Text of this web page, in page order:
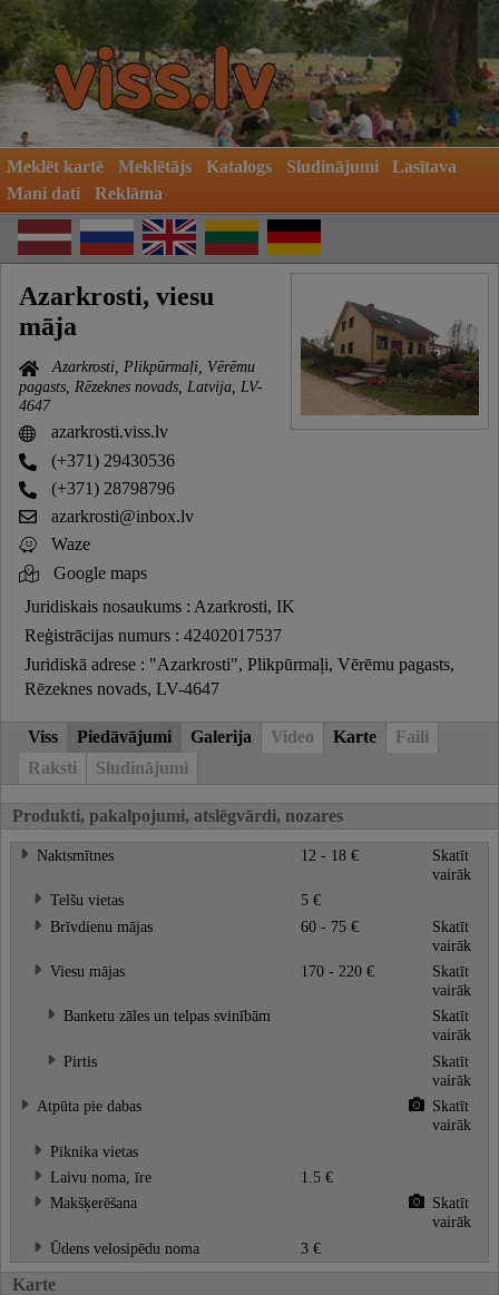
Meklēt kartē Meklētājs Katalogs Sludinājumi
Lasītava
Mani dati
Reklāma
Azarkrosti, viesu
māja
Azarkrosti, Plikpūrmaļi, Vērēmu
pagasts, Rēzeknes novads, Latvija, LV-
4647
azarkrosti.viss.lv
(+371) 29430536
(+371) 28798796
azarkrosti@inbox.lv
Waze
Google maps
Juridiskais nosaukums : Azarkrosti, IK
Reģistrācijas numurs : 42402017537
Juridiskā adrese : "Azarkrosti", Plikpūrmaļi, Vērēmu pagasts,
Rēzeknes novads, LV-4647
Viss Piedāvājumi Galerija Video Karte
Faili
Raksti
Sludinājumi
Produkti, pakalpojumi, atslēgvārdi, nozares
Naktsmītnes 12 - 18 €
Skatīt
vairāk
Telšu vietas
5 €
Brīvdienu mājas
60 - 75 €
Skatīt
vairāk
Viesu mājas
170 - 220 €
Skatīt
vairāk
Banketu zāles un telpas svinībām
Skatīt
vairāk
Pirtis
Skatīt
vairāk
Atpūta pie dabas
Skatīt
vairāk
Piknika vietas
Laivu noma, īre
1.5 €
Makšķerēšana
Skatīt
vairāk
Ūdens velosipēdu noma
3 €
Karte